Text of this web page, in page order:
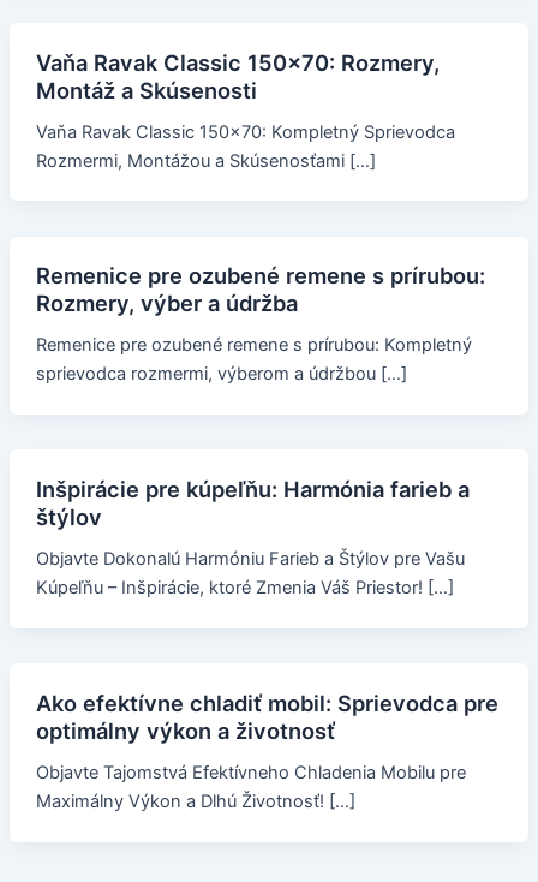
Vaňa Ravak Classic 150x70: Rozmery,
Montáž a Skúsenosti
Vaňa Ravak Classic 150x70: Kompletný Sprievodca
Rozmermi, Montážou a Skúsenosťami […]
Remenice pre ozubené remene s prírubou:
Rozmery, výber a údržba
Remenice pre ozubené remene s prírubou: Kompletný
sprievodca rozmermi, výberom a údržbou […]
Inšpirácie pre kúpeľňu: Harmónia farieb a
štýlov
Objavte Dokonalú Harmóniu Farieb a Štýlov pre Vašu
Kúpeľňu – Inšpirácie, ktoré Zmenia Váš Priestor! […]
Ako efektívne chladiť mobil: Sprievodca pre
optimálny výkon a životnosť
Objavte Tajomstvá Efektívneho Chladenia Mobilu pre
Maximálny Výkon a Dlhú Životnosť! […]